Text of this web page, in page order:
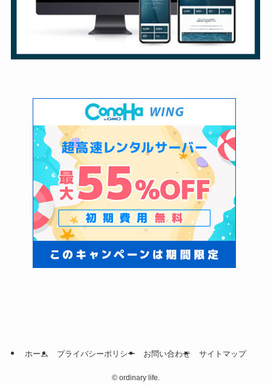
ホーム プライバシーポリシー お問い合わせ サイトマップ
©ordinary life.